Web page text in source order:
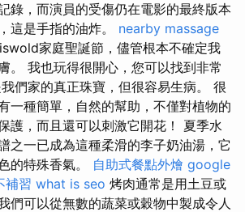
錄，而演員的受傷仍在電影的最終版本
這是手指的油炸。 nearby massage
家庭聖誕節，儘管根本不確定我
。 我也玩得很開心，您可以找到非常
們家的真正珠寶，但很容易生病。 很
一種簡單，自然的幫助，不僅對植物的
護，而且還可以刺激它開花！ 夏季水
之一已成為這種柔滑的李子奶油湯，它
的特殊香氣。 自助式餐點外燴 google
補習 what is seo 烤肉通常是用土豆或
們可以從無數的蔬菜或穀物中製成令人